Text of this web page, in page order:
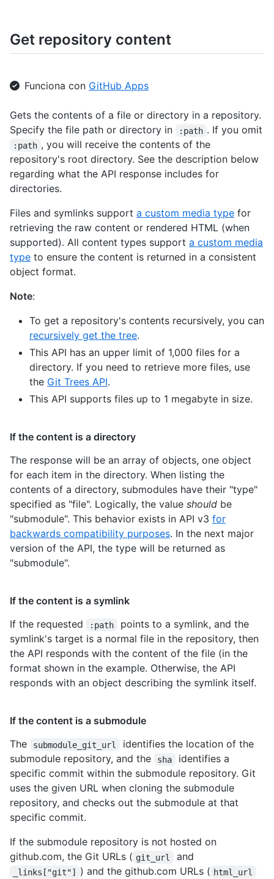
Get repository content
Funciona con GitHub Apps
Gets the contents of a file or directory in a repository.
Specify the file path or directory in
:path . If you omit
:path , you will receive the contents of the
repository's root directory. See the description below
regarding what the API response includes for
directories.
Files and symlinks support a custom media type for
retrieving the raw content or rendered HTML (when
supported). All content types support a custom media
type to ensure the content is returned in a consistent
object format.
Note:
To get a repository's contents recursively, you can
recursively get the tree.
This API has an upper limit of 1,000 files for a
directory. If you need to retrieve more files, use
the Git Trees API.
This API supports files up to 1 megabyte in size.
If the content is a directory
The response will be an array of objects, one object
for each item in the directory. When listing the
contents of a directory, submodules have their "type"
specified as "file". Logically, the value should be
"submodule". This behavior exists in API v3 for
backwards compatibility purposes. In the next major
version of the API, the type will be returned as
"submodule".
If the content is a symlink
If the requested
:path
points to a symlink, and the
symlink's target is a normal file in the repository, then
the API responds with the content of the file (in the
format shown in the example. Otherwise, the API
responds with an object describing the symlink itself.
If the content is a submodule
The
submodule_git_url
identifies the location of the
submodule repository, and the
sha
identifies a
specific commit within the submodule repository. Git
uses the given URL when cloning the submodule
repository, and checks out the submodule at that
specific commit.
If the submodule repository is not hosted on
github.com, the Git URLs ( git_url and
_links["git"] ) and the github.com URLs ( html_url